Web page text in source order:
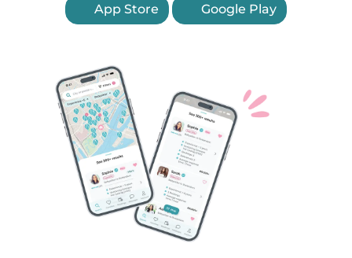
App Store Google Play